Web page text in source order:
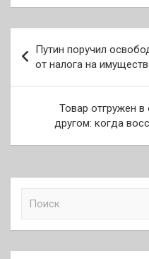
по
записям
Путин поручил
от налога на
Товар отгружен в
другом: когда
к